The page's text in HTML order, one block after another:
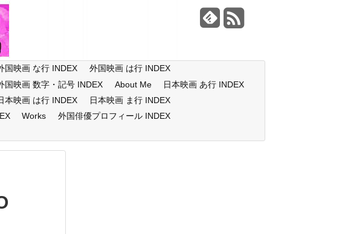
国映画 な行 INDEX
外国映画 は行 INDEX
国映画 数字・記号 INDEX About Me
日本映画 あ行 INDEX
本映画 は行 INDEX
日本映画 ま行 INDEX
Works
外国俳優プロフィール INDEX